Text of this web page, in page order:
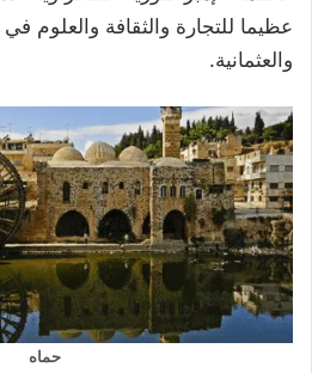
عظيما للتجارة والثقافة والعلوم
والعثمانية.
حماه